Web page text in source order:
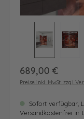
Regulärer Preis:
689,00 €
Preise inkl. MwSt. zzgl.
Sofort verfügbar,
Versandkostenfrei in